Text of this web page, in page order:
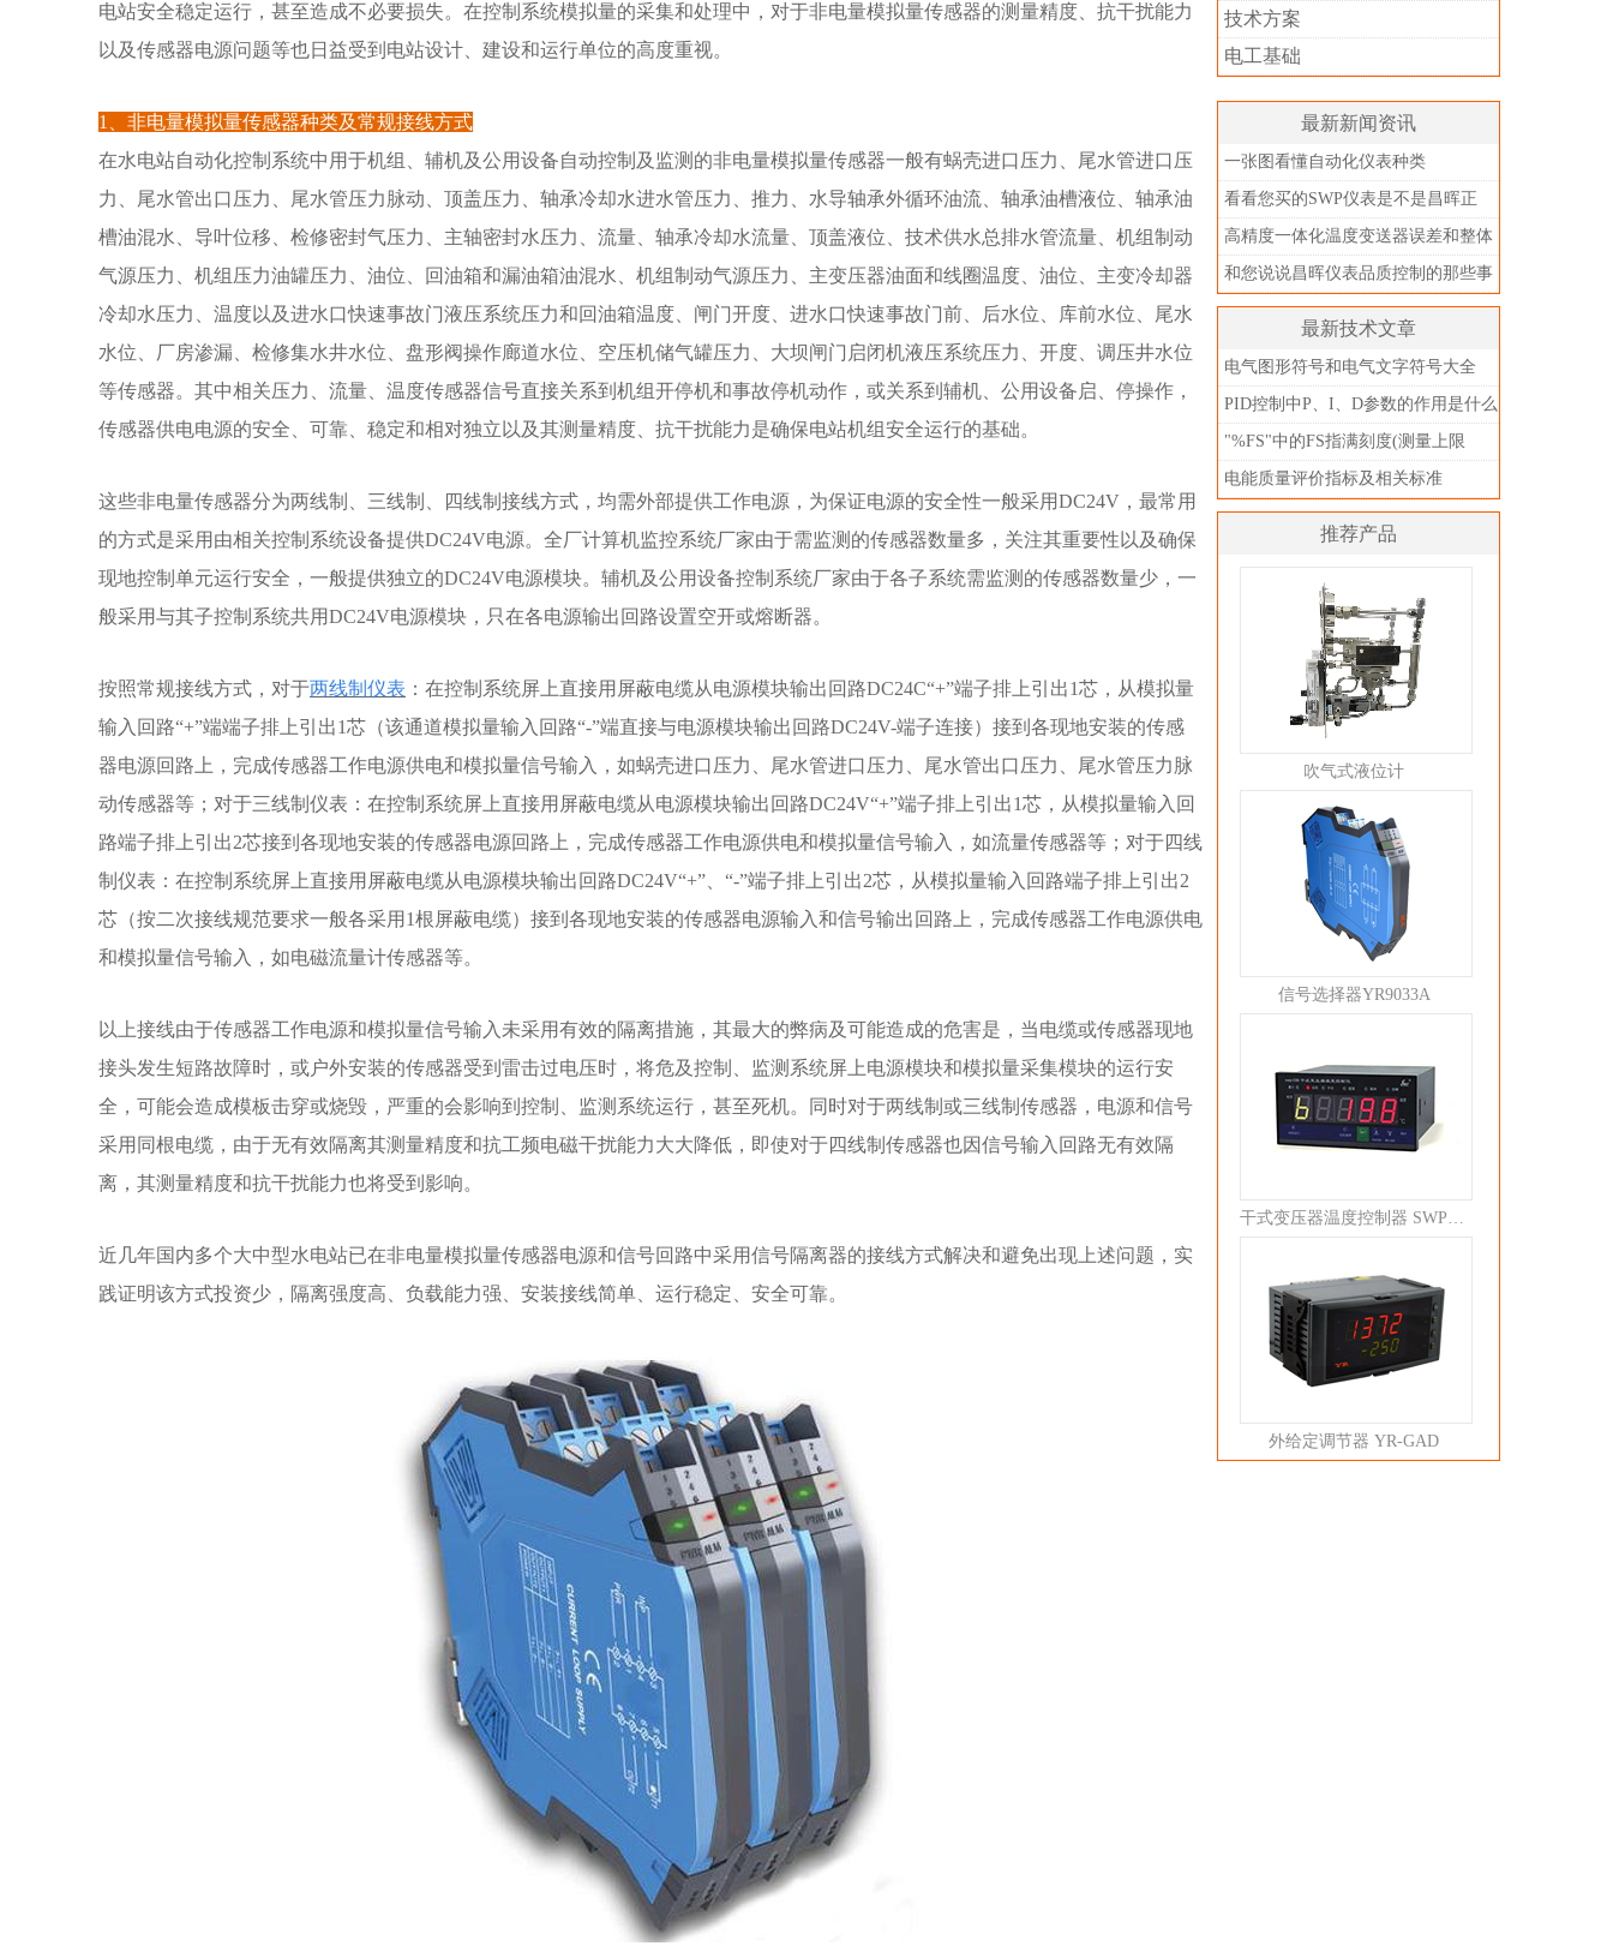
电站安全稳定运行，甚至造成不必要损失。在控制系统模拟量的采集和处理中，对于非电量模拟量传感器的测量精度、抗干扰能力
以及传感器电源问题等也日益受到电站设计、建设和运行单位的高度重视。
1、非电量模拟量传感器种类及常规接线方式
在水电站自动化控制系统中用于机组、辅机及公用设备自动控制及监测的非电量模拟量传感器一般有蜗壳进口压力、尾水管进口压
力、尾水管出口压力、尾水管压力脉动、顶盖压力、轴承冷却水进水管压力、推力、水导轴承外循环油流、轴承油槽液位、轴承油
槽油混水、导叶位移、检修密封气压力、主轴密封水压力、流量、轴承冷却水流量、顶盖液位、技术供水总排水管流量、机组制动
气源压力、机组压力油罐压力、油位、回油箱和漏油箱油混水、机组制动气源压力、主变压器油面和线圈温度、油位、主变冷却器
冷却水压力、温度以及进水口快速事故门液压系统压力和回油箱温度、闸门开度、进水口快速事故门前、后水位、库前水位、尾水
水位、厂房渗漏、检修集水井水位、盘形阀操作廊道水位、空压机储气罐压力、大坝闸门启闭机液压系统压力、开度、调压井水位
等传感器。其中相关压力、流量、温度传感器信号直接关系到机组开停机和事故停机动作，或关系到辅机、公用设备启、停操作，
传感器供电电源的安全、可靠、稳定和相对独立以及其测量精度、抗干扰能力是确保电站机组安全运行的基础。
这些非电量传感器分为两线制、三线制、四线制接线方式，均需外部提供工作电源，为保证电源的安全性一般采用DC24V，最常用
的方式是采用由相关控制系统设备提供DC24V电源。全厂计算机监控系统厂家由于需监测的传感器数量多，关注其重要性以及确保
现地控制单元运行安全，一般提供独立的DC24V电源模块。辅机及公用设备控制系统厂家由于各子系统需监测的传感器数量少，一
般采用与其子控制系统共用DC24V电源模块，只在各电源输出回路设置空开或熔断器。
按照常规接线方式，对于两线制仪表 ：在控制系统屏上直接用屏蔽电缆从电源模块输出回路DC24C“+”端子排上引出1芯，从模拟量
输入回路“+”端端子排上引出1芯（该通道模拟量输入回路“-”端直接与电源模块输出回路DC24V-端子连接）接到各现地安装的传感
器电源回路上，完成传感器工作电源供电和模拟量信号输入，如蜗壳进口压力、尾水管进口压力、尾水管出口压力、尾水管压力脉
动传感器等；对于三线制仪表：在控制系统屏上直接用屏蔽电缆从电源模块输出回路DC24V“+”端子排上引出1芯，从模拟量输入回
路端子排上引出2芯接到各现地安装的传感器电源回路上，完成传感器工作电源供电和模拟量信号输入，如流量传感器等；对于四线
制仪表：在控制系统屏上直接用屏蔽电缆从电源模块输出回路DC24V“+”、“-”端子排上引出2芯，从模拟量输入回路端子排上引出2
芯（按二次接线规范要求一般各采用1根屏蔽电缆）接到各现地安装的传感器电源输入和信号输出回路上，完成传感器工作电源供电
和模拟量信号输入，如电磁流量计传感器等。
以上接线由于传感器工作电源和模拟量信号输入未采用有效的隔离措施，其最大的弊病及可能造成的危害是，当电缆或传感器现地
接头发生短路故障时，或户外安装的传感器受到雷击过电压时，将危及控制、监测系统屏上电源模块和模拟量采集模块的运行安
全，可能会造成模板击穿或烧毁，严重的会影响到控制、监测系统运行，甚至死机。同时对于两线制或三线制传感器，电源和信号
采用同根电缆，由于无有效隔离其测量精度和抗工频电磁干扰能力大大降低，即使对于四线制传感器也因信号输入回路无有效隔
离，其测量精度和抗干扰能力也将受到影响。
近几年国内多个大中型水电站已在非电量模拟量传感器电源和信号回路中采用信号隔离器的接线方式解决和避免出现上述问题，实
践证明该方式投资少，隔离强度高、负载能力强、安装接线简单、运行稳定、安全可靠。
技术方案
电工基础
最新新闻资讯
一张图看懂自动化仪表种类
看看您买的SWP仪表是不是昌晖正
品？别被忽悠了
高精度一体化温度变送器误差和整体
精度
和您说说昌晖仪表品质控制的那些事
儿
最新技术文章
电气图形符号和电气文字符号大全
PID控制中P、I、D参数的作用是什么
"%FS"中的FS指满刻度(测量上限
值)，不是指满量程
电能质量评价指标及相关标准
推荐产品
吹气式液位计
信号选择器YR9033A
干式变压器温度控制器 SWP-C80
外给定调节器 YR-GAD